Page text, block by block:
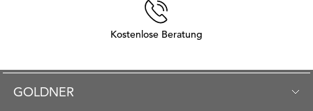
Kostenlose Beratung
GOLDNER